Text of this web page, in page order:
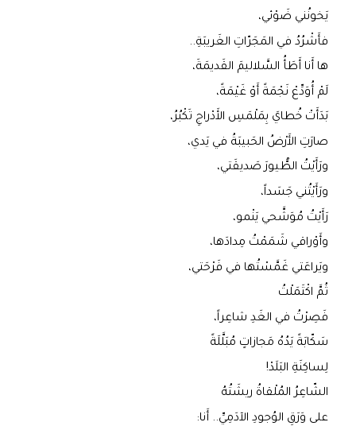
يَخونُني ضَوْئي،
فأَشْرُدُ في المَجَرّاتِ الغَريبَةِ..
ها أَنا أَطَأُ السَّلاليمَ القَديمَةَ،
لَمْ أُوَدِّعْ نَجْمَةً أَوْ غَيْمَةً،
بَدَأَتْ خُطايَ بِمَلْمَسِ الأَدْراجِ تَكْبُرُ،
صارَتِ الأَرْضُ الحَبيبَةُ في يَدي،
ورَأَيْتُ الطُّيورَ صَديقَتي،
ورَأَيْتُني جَسَداً،
رَأَيْتُ مُوَشَّحي يَنْمو،
وأَوْراقي شَمَمْتُ مِدادَها،
ويَراعَتي غَمَّسْتُها في فَرْحَتي،
ثُمَّ اكْتَمَلْتُ
فَصِرْتُ في الغَدِ شاعِراً،
سَكّابَةً يَدُهُ مَجازاتٍ مُبَلَّلَةً
لِساكِنَةِ البَلَدْ!
الشّاعِرُ المُلْقاةُ ريشَتُهُ
على وَرَقِ الوُجودِ الآدَمِيِّ.. أَنا: